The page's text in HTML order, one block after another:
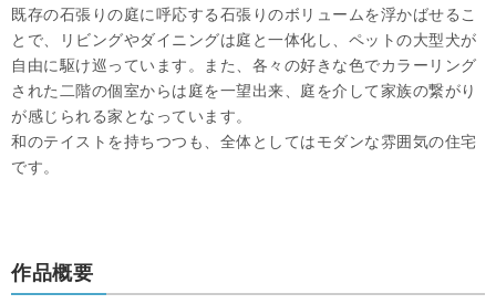
既存の石張りの庭に呼応する石張りのボリュームを浮かばせるこ
とで、リビングやダイニングは庭と一体化し、ペットの大型犬が
自由に駆け巡っています。また、各々の好きな色でカラーリング
された二階の個室からは庭を一望出来、庭を介して家族の繋がり
が感じられる家となっています。
和のテイストを持ちつつも、全体としてはモダンな雰囲気の住宅
です。
作品概要